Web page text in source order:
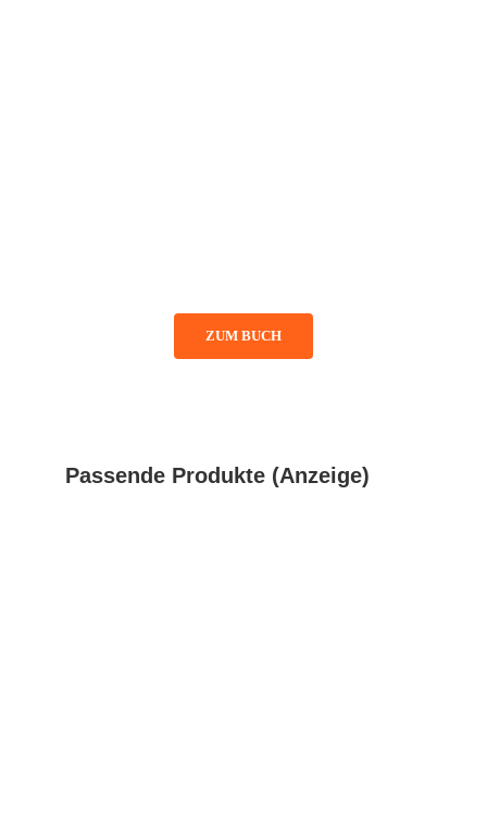
ZUM BUCH
Passende Produkte (Anzeige)